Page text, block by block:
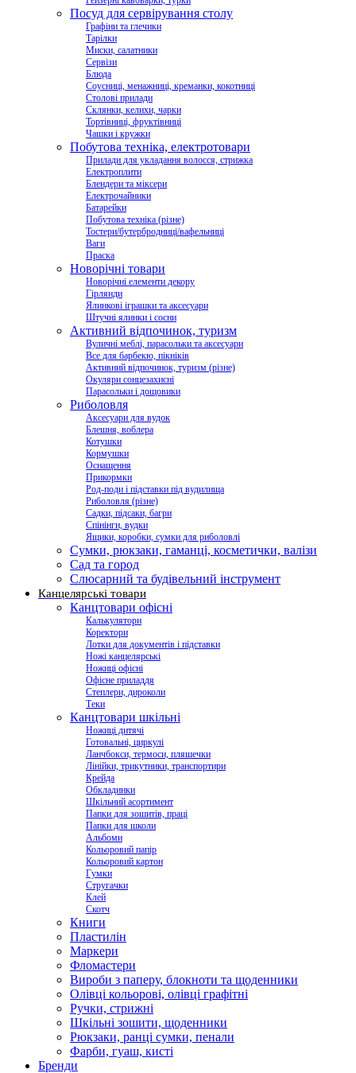
Посуд для сервірування столу
Графіни та глечики
Тарілки
Миски, салатники
Сервізи
Блюда
Соусниці, менажниці, креманки, кокотниці
Столові прилади
Склянки, келихи, чарки
Тортівниці, фруктівниці
Чашки і кружки
Побутова техніка, електротовари
Прилади для укладання волосся, стрижка
Електроплити
Блендери та міксери
Електрочайники
Батарейки
Побутова техніка (різне)
Тостери/бутербродниці/вафельниці
Ваги
Праска
Новорічні товари
Новорічні елементи декору
Гірлянди
Ялинкові іграшки та аксесуари
Штучні ялинки і сосни
Активний відпочинок, туризм
Вуличні меблі, парасольки та аксесуари
Все для барбекю, пікніків
Активний відпочинок, туризм (різне)
Окуляри сонцезахисні
Парасольки і дощовики
Риболовля
Аксесуари для вудок
Блешня, воблера
Котушки
Кормушки
Оснащення
Прикормки
Род-поди і підставки під вудилища
Риболовля (різне)
Садки, підсаки, багри
Спінінги, вудки
Ящики, коробки, сумки для риболовлі
Сумки, рюкзаки, гаманці, косметички, валізи
Сад та город
Слюсарний та будівельний інструмент
Канцелярські товари
Канцтовари офісні
Калькулятори
Коректори
Лотки для документів і підставки
Ножі канцелярські
Ножиці офісні
Офісне приладдя
Степлери, дироколи
Теки
Канцтовари шкільні
Ножиці дитячі
Готовальні, циркулі
Ланчбокси, термоси, пляшечки
Лінійки, трикутники, транспортири
Крейда
Обкладинки
Шкільний асортимент
Папки для зошитів, праці
Папки для школи
Альбоми
Кольоровий папір
Кольоровий картон
Гумки
Стругачки
Клей
Скотч
Книги
Пластилін
Маркери
Фломастери
Вироби з паперу, блокноти та щоденники
Олівці кольорові, олівці графітні
Ручки, стрижні
Шкільні зошити, щоденники
Рюкзаки, ранці сумки, пенали
Фарби, гуаш, кисті
Бренди